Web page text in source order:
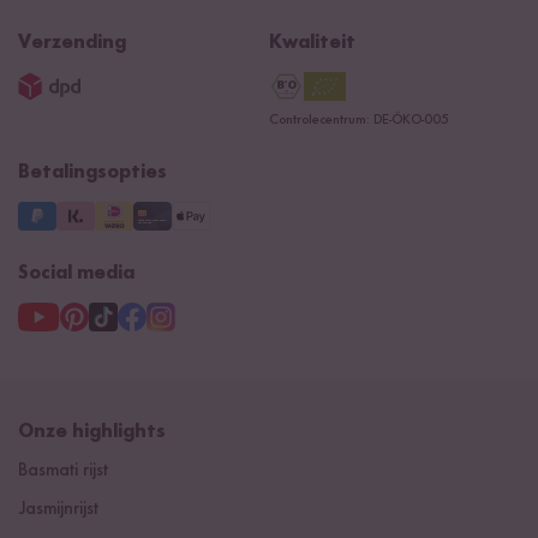
Reishunger lexicon
Contacteer ons
Privacy
Impressum
Verzending
Kwaliteit
Controlecentrum: DE-ÖKO-005
Betalingsopties
Social media
Onze highlights
Basmati rijst
Jasmijnrijst